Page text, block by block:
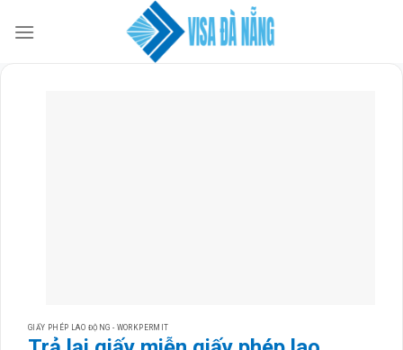
GIẤY PHÉP LAO ĐỘNG - WORKPERMIT